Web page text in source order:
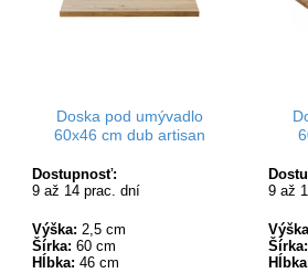
Doska pod umývadlo
60x46 cm dub artisan
Dostupnosť:
9 až 14 prac. dní
Výška: 2,5 cm
Šírka: 60 cm
Hĺbka: 46 cm
9 až
Šírka: